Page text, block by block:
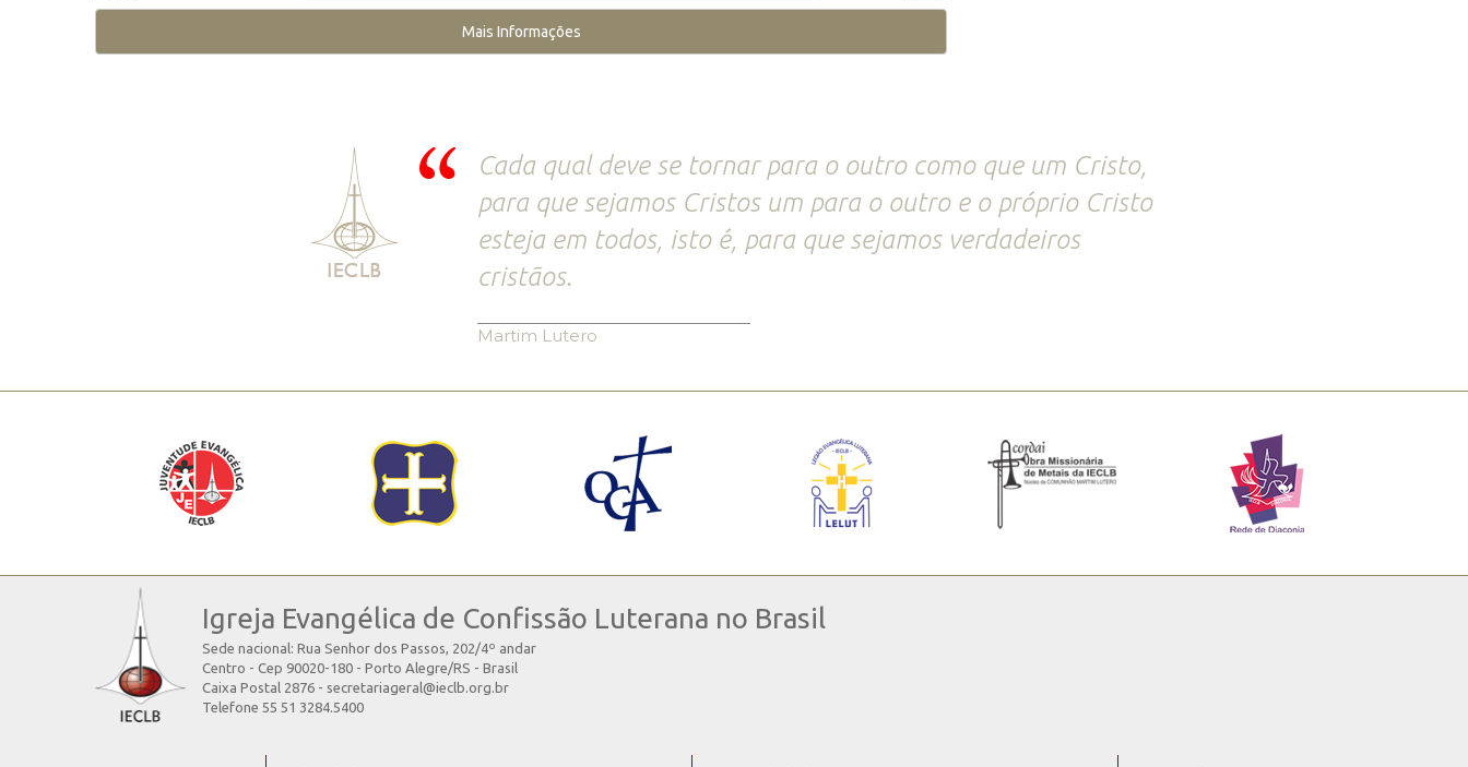
Mais Informações
Cada qual deve se tornar para o outro como que um Cristo,
para que sejamos Cristos um para o outro e o próprio Cristo
esteja em todos, isto é, para que sejamos verdadeiros
cristãos.
Martim Lutero
Igreja Evangélica de Confissão Luterana no Brasil
Sede nacional: Rua Senhor dos Passos, 202/4º andar
Centro - Cep 90020-180 - Porto Alegre/RS - Brasil
Caixa Postal 2876 - secretariageral@ieclb.org.br
Telefone 55 51 3284.5400